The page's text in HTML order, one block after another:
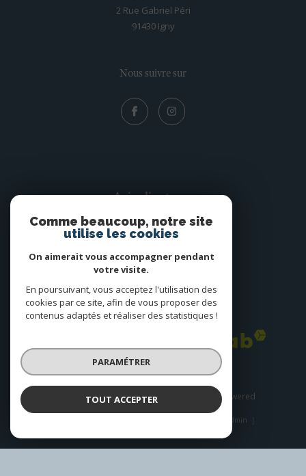
2 Rue Gabriel Péri
91430 igny
Nous suivre sur
Avis clients
Adhérents
© 2026 | Tous droits réservés | Traduction powered
Admin
Comme beaucoup, notre site
utilise les cookies
On aimerait vous accompagner pendant
votre visite.
En poursuivant, vous acceptez l'utilisation des
cookies par ce site, afin de vous proposer des
contenus adaptés et réaliser des statistiques !
PARAMÉTRER
TOUT ACCEPTER